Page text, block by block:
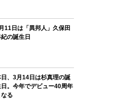
11日は「異邦人」久保田
の誕生日
、3月14日は杉真理の誕
。今年でデビュー40周年
なる